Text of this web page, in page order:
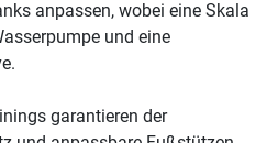
anpassen, wobei eine Skala
und eine
garantieren der